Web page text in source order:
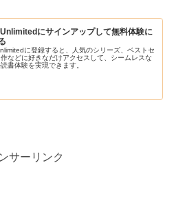
にサインアップして無料体験に
に登録すると、人気のシリーズ、ベストセ
などに好きなだけアクセスして、シームレスな
書体験を実現できます。
サーリンク